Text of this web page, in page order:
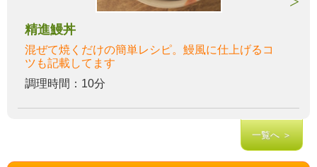
精進鰻丼
混ぜて焼くだけの簡単レシピ。鰻風に仕上げるコ
ツも記載してます
調理時間：10分
一覧へ ＞